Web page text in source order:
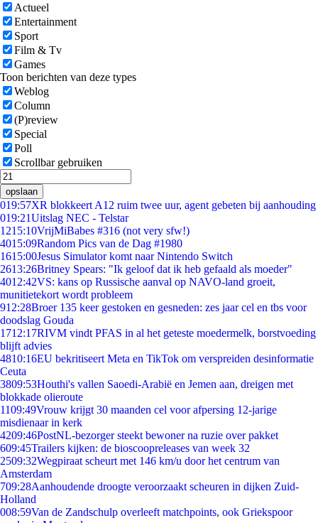
Actueel
Entertainment
Sport
Film & Tv
Games
Toon berichten van deze types
Weblog
Column
(P)review
Special
Poll
Scrollbar gebruiken
opslaan
019:57XR blokkeert A12 ruim twee uur, agent gebeten bij aanhouding
019:21Uitslag NEC - Telstar
1215:10VrijMiBabes #316 (not very sfw!)
4015:09Random Pics van de Dag #1980
1615:00Jesus Simulator komt naar Nintendo Switch
2613:26Britney Spears: "Ik geloof dat ik heb gefaald als moeder"
4012:42VS: kans op Russische aanval op NAVO-land groeit,
munitietekort wordt probleem
912:28Broer 135 keer gestoken en gesneden: zes jaar cel en tbs voor
doodslag Gouda
1712:17RIVM vindt PFAS in al het geteste moedermelk, borstvoeding
blijft advies
4810:16EU bekritiseert Meta en TikTok om verspreiden desinformatie
Ceuta
3809:53Houthi's vallen Saoedi-Arabië en Jemen aan, dreigen met
blokkade olieroute
1109:49Vrouw krijgt 30 maanden cel voor afpersing 12-jarige
misdienaar in kerk
4209:46PostNL-bezorger steekt bewoner na ruzie over pakket
609:45Trailers kijken: de bioscoopreleases van week 32
2509:32Wegpiraat scheurt met 146 km/u door het centrum van
Amsterdam
709:28Aanhoudende droogte veroorzaakt scheuren in dijken Zuid-
Holland
008:59Van de Zandschulp overleeft matchpoints, ook Griekspoor